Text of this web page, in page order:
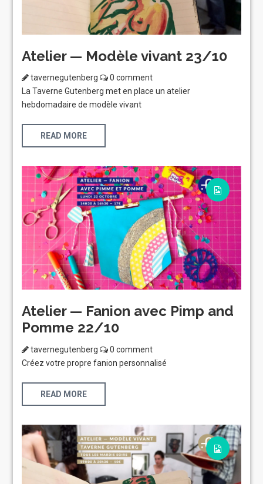
Atelier — Modèle vivant 23/10
tavernegutenberg
0 comment
La Taverne Gutenberg met en place un atelier
hebdomadaire de modèle vivant
READ MORE
Atelier — Fanion avec Pimp and
Pomme 22/10
tavernegutenberg
0 comment
Créez votre propre fanion personnalisé
READ MORE